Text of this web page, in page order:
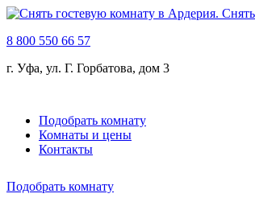
8 800 550 66 57
г. Уфа, ул. Г. Горбатова, дом 3
Подобрать комнату
Комнаты и цены
Контакты
Подобрать комнату